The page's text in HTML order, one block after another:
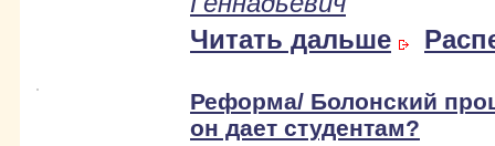
Читать дальше
Реформа/ Болонский
он дает студентам?